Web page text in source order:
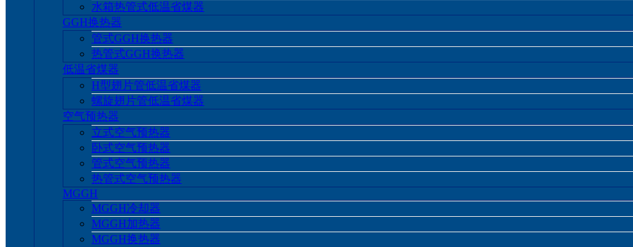
水箱热管式低温省煤器
GGH换热器
管式GGH换热器
热管式GGH换热器
低温省煤器
H型翅片管低温省煤器
螺旋翅片管低温省煤器
空气预热器
立式空气预热器
卧式空气预热器
管式空气预热器
热管式空气预热器
MGGH
MGGH冷却器
MGGH加热器
MGGH换热器